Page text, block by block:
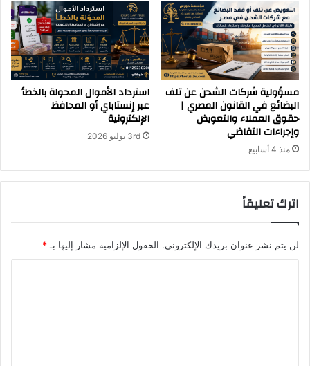
مسؤولية شركات الشحن عن تلف
البضائع في القانون المصري |
حقوق العملاء والتعويض
وإجراءات التقاضي
منذ 4 أسابيع
استرداد الأموال المحولة بالخطأ
عبر إنستاباي أو المحافظ
الإلكترونية
3rd يوليو 2026
اترك تعليقاً
لن يتم نشر عنوان بريدك الإلكتروني. الحقول الإلزامية مشار إليها بـ *